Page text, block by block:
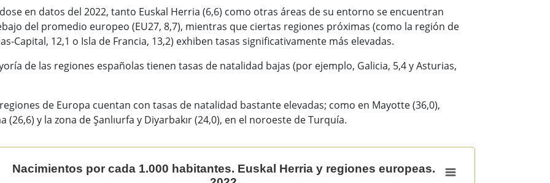
en datos del 2022, tanto Euskal Herria (6,6) como otras áreas de su entorno se encuentran
del promedio europeo (EU27, 8,7), mientras que ciertas regiones próximas (como la región de
Capital, 12,1 o Isla de Francia, 13,2) exhiben tasas significativamente más elevadas.
de las regiones españolas tienen tasas de natalidad bajas (por ejemplo, Galicia, 5,4 y Asturias,
de Europa cuentan con tasas de natalidad bastante elevadas; como en Mayotte (36,0),
(26,6) y la zona de Şanlıurfa y Diyarbakır (24,0), en el noroeste de Turquía.
por cada 1.000 habitantes. Euskal Herria y regiones europeas. 2022
Nacimientos por cada 1.000 habitantes. Euskal Herria y regiones europeas.